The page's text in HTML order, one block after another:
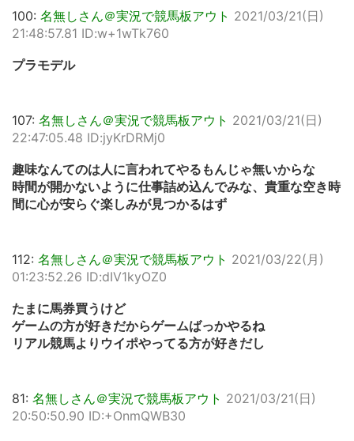
100: 名無しさん＠実況で競馬板アウト 2021/03/21(日)
21:48:57.81 ID:w+1wTk760
プラモデル
107: 名無しさん＠実況で競馬板アウト 2021/03/21(日)
22:47:05.48 ID:jyKrDRMj0
趣味なんてのは人に言われてやるもんじゃ無いからな
時間が開かないように仕事詰め込んでみな、貴重な空き時
間に心が安らぐ楽しみが見つかるはず
112: 名無しさん＠実況で競馬板アウト 2021/03/22(月)
01:23:52.26 ID:dIV1kyOZ0
たまに馬券買うけど
ゲームの方が好きだからゲームばっかやるね
リアル競馬よりウイポやってる方が好きだし
81: 名無しさん＠実況で競馬板アウト 2021/03/21(日)
20:50:50.90 ID:+OnmQWB30